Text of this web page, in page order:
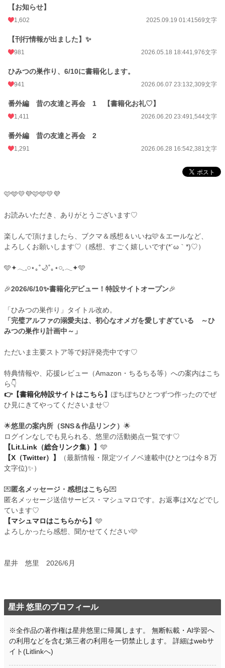
【お知らせ】
1,602 2025.09.19 01:41 569文字
【刊行情報が出ました】✨
981 2026.05.18 18:441,976文字
ひみつの巣作り、6/10に書籍化します。
941 2026.06.07 23:132,309文字
番外編 昔の友達と再会 1 【書籍化お礼♡】
1,411 2026.06.20 23:491,544文字
番外編 昔の友達と再会 2
1,291 2026.06.28 16:542,381文字
🩷🩵💛💜🩷🩵💛💜
お読みいただき、ありがとうございます♡
楽しんで頂けましたら、ブクマ＆感想＆いいね🩷＆エールなど、
よろしくお願いします♡（感想、すごく嬉しいです(*´ω｀*)♡）
🩵✦𓂃𓈒𓏸⋆｡˚🌙˚｡⋆𓏸𓈒𓂃✦🩵
🎉2026/6/10✨書籍化デビュー！特設サイトオープン🎉
「ひみつの巣作り」タイトル改め。
「完璧アルファの溺愛夫は、初心なオメガを愛しすぎている ～ひ
みつの巣作り計画中～」
ただいま主要ストア等で好評発売中です♡
特典情報や、応援レビュー（Amazon・ちるちる等）への案内はこち
ら👇
👉【書籍化特設サイトはこちら】 ぽちぽちひとつずつ作ったのでぜ
ひ見にきてやってくださいませ♡
🌟悠里の案内所（SNS＆作品リンク） 🌟
ログインなしでも見られる、悠里の活動拠点一覧です♡
【Lit.Link（総合リンク集）】 🩵
【X（Twitter）】
（最新情報・限定ツイノベ連載中(ひとつは今８万
文字位)✨）
💌匿名メッセージ・感想はこちら💌
匿名メッセージ送信サービス・マシュマロです。お返事はXなどでし
ています♡
【マシュマロはこちらから】 🩵
よろしかったら感想、聞かせてください🩷
星井 悠里 2026/6月
星井 悠里のプロフィール
※全作品の著作権は星井悠里に帰属します。 無断転載・AI学習へ
の利用などを含む第三者の利用を一切禁止します。 詳細はwebサ
イト(Litlinkへ)